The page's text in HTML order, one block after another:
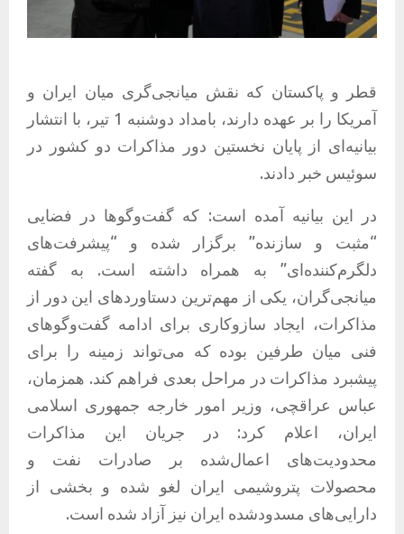
قطر و پاکستان که نقش میانجی‌گری میان ایران و
آمریکا را بر عهده دارند، بامداد دوشنبه 1 تیر، با انتشار
بیانیه‌ای از پایان نخستین دور مذاکرات دو کشور در
سوئیس خبر دادند.
در این بیانیه آمده است: که گفت‌وگوها در فضایی
“مثبت و سازنده” برگزار شده و “پیشرفت‌های
دلگرم‌کننده‌ای” به همراه داشته است. به گفته
میانجی‌گران، یکی از مهم‌ترین دستاوردهای این دور از
مذاکرات، ایجاد سازوکاری برای ادامه گفت‌وگوهای
فنی میان طرفین بوده که می‌تواند زمینه را برای
پیشبرد مذاکرات در مراحل بعدی فراهم کند. همزمان،
عباس عراقچی، وزیر امور خارجه جمهوری اسلامی
ایران، اعلام کرد: در جریان این مذاکرات
محدودیت‌های اعمال‌شده بر صادرات نفت و
محصولات پتروشیمی ایران لغو شده و بخشی از
دارایی‌های مسدودشده ایران نیز آزاد شده است.